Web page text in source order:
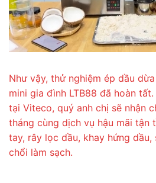
Như vậy, thử nghiệm ép dầu
mini gia đình LTB88 đã hoàn
tại Viteco, quý anh chị sẽ nhận
tháng cùng dịch vụ hậu mãi tận
tay, rây lọc dầu, khay hứng dầu,
chổi làm sạch.